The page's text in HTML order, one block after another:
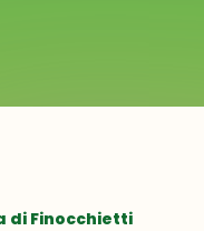
di Finocchietti